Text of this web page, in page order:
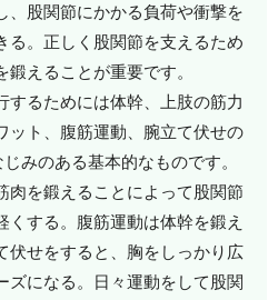
、股関節にかかる負荷や衝撃を
る。正しく股関節を支えるため
えることが重要です。
するためには体幹、上肢の筋力
ット、腹筋運動、腕立て伏せの
みのある基本的なものです。
肉を鍛えることによって股関節
くする。腹筋運動は体幹を鍛え
伏せをすると、胸をしっかり広
ズになる。日々運動をして股関